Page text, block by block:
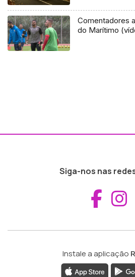
Comentadores
do Marítimo
Siga-nos nas
Instale a aplicação